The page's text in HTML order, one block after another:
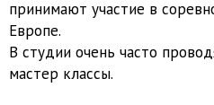
принимают участие в
Европе.
В студии очень часто
мастер классы.